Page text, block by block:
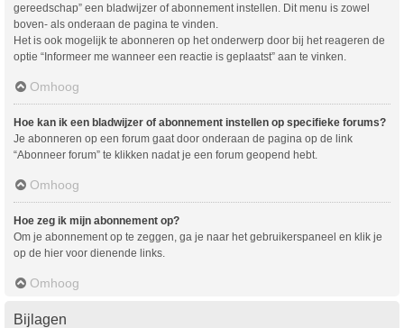
gereedschap” een bladwijzer of abonnement instellen. Dit menu is zowel
boven- als onderaan de pagina te vinden.
Het is ook mogelijk te abonneren op het onderwerp door bij het reageren de
optie “Informeer me wanneer een reactie is geplaatst” aan te vinken.
Omhoog
Hoe kan ik een bladwijzer of abonnement instellen op specifieke forums?
Je abonneren op een forum gaat door onderaan de pagina op de link
“Abonneer forum” te klikken nadat je een forum geopend hebt.
Omhoog
Hoe zeg ik mijn abonnement op?
Om je abonnement op te zeggen, ga je naar het gebruikerspaneel en klik je
op de hier voor dienende links.
Omhoog
Bijlagen